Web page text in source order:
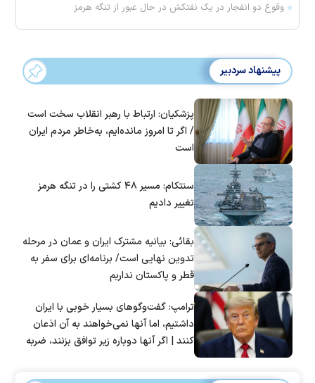
وقوع دو انفجار در یک نفتکش در حال عبور از تنگه هرمز
پیشنهاد سردبیر
پزشکیان: ارتباط با رهبر انقلاب سخت است
/ اگر تا امروز مانده‌ایم، به‌خاطر مردم ایران
است
سنتکام: مسیر ۴۸ کشتی را در تنگه هرمز
تغییر دادیم
بقائی: بیانیه مشترک ایران و عمان در مرحله
تدوین نهایی است/ برنامه‌ای برای سفر به
قطر و پاکستان نداریم
ترامپ: گفت‌و‌گو‌های بسیار خوبی با ایران
داشتیم، اما آنها نمی‌خواهند به آن اذعان
کنند | اگر آنها دوباره زیر توافق بزنند، ضربه